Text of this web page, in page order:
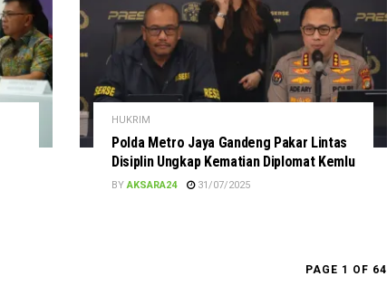
HUKRIM
Polda Metro Jaya Gandeng Pakar Lintas
Disiplin Ungkap Kematian Diplomat Kemlu
BY AKSARA24 31/07/2025
PAGE 1 OF 64